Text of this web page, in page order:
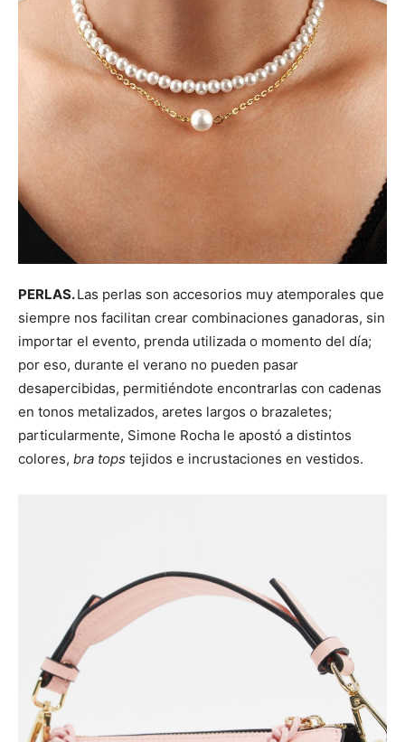
PERLAS.Las perlas son accesorios muy atemporales que
siempre nos facilitan crear combinaciones ganadoras, sin
importar el evento, prenda utilizada o momento del día;
por eso, durante el verano no pueden pasar
desapercibidas, permitiéndote encontrarlas con cadenas
en tonos metalizados, aretes largos o brazaletes;
particularmente, Simone Rocha le apostó a distintos
colores, bra tops tejidos e incrustaciones en vestidos.